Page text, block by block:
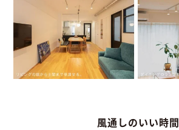
風通しのいい時間